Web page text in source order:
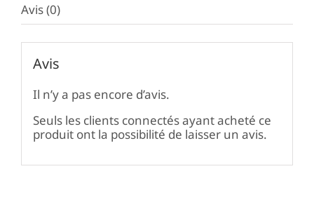
Avis (0)
Avis
Il n’y a pas encore d’avis.
Seuls les clients connectés ayant acheté ce
produit ont la possibilité de laisser un avis.